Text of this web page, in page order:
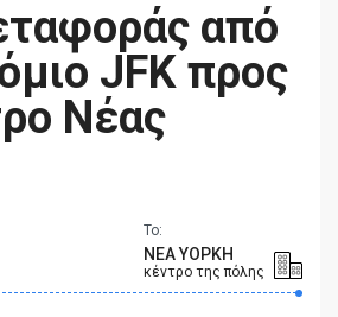
από
JFK προς
Νέας
To:
ΝΈΑ ΥΌΡΚΗ
κέντρο της πόλης